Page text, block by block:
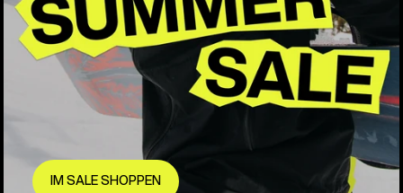
IM SALE SHOPPEN